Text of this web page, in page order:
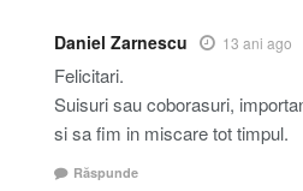
Daniel Zarnescu 13 ani ago
Felicitari.
Suisuri sau coborasuri,
si sa fim in miscare tot timpul.
Răspunde